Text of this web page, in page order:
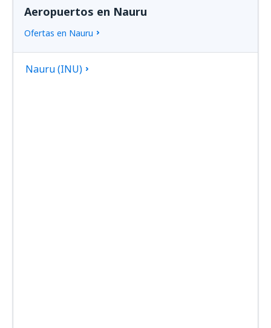
Aeropuertos en Nauru
Ofertas en Nauru
Nauru (INU)